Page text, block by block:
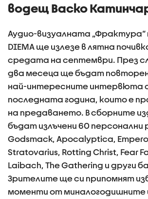
водещ Васко
Аудио-визуалната „Фрактура“
DIEMA ще излезе в лятна
средата на септември. През
два месеца ще бъдат
най-интересните интервюта
последната година, които е
на предаването. В сборните
бъдат излъчени 60 персонални
Godsmack, Apocalyptica,
Stratovarius, Rotting Christ, Fear
Laibach, The Gathering и други
Зрителите ще си припомнят
моменти от миналогодишните